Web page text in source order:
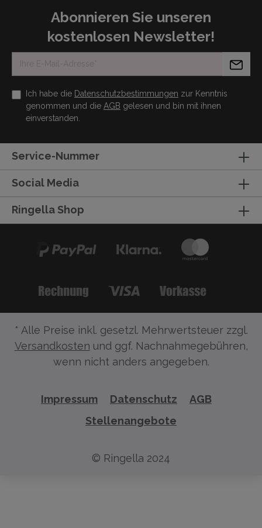
Abonnieren Sie unseren
kostenlosen Newsletter!
Ich habe die Datenschutzbestimmungen zur Kenntnis
genommen und die AGB gelesen und bin mit ihnen
einverstanden.
Service-Nummer
Social Media
Ringella Shop
* Alle Preise inkl. gesetzl. Mehrwertsteuer zzgl.
Versandkosten und ggf. Nachnahmegebühren,
wenn nicht anders angegeben.
Impressum Datenschutz
AGB
Stellenangebote
© Ringella 2024